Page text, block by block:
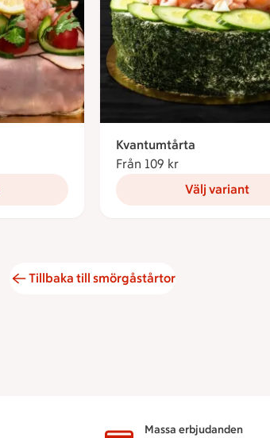
Kvantumtårta
Från 109 kr
Välj variant
Tillbaka till smörgåstårtor
Massa erbjudanden